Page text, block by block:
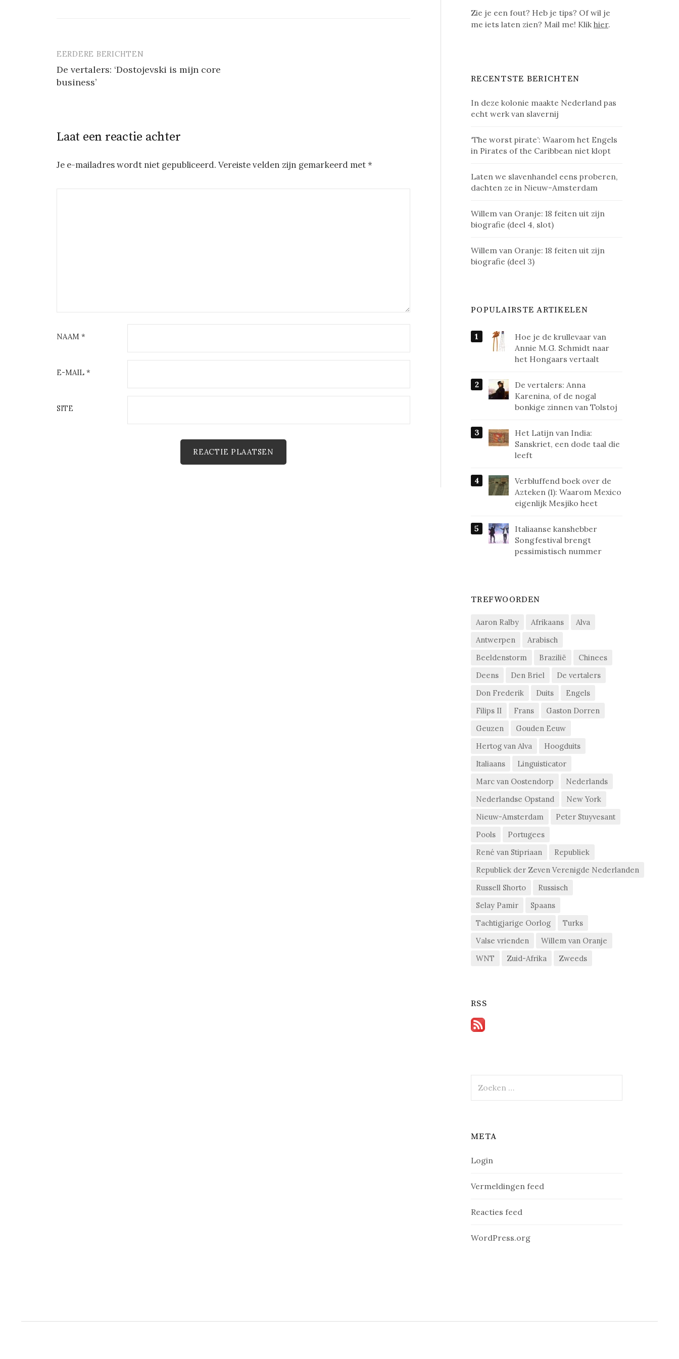
Berichtnavigatie
EERDERE BERICHTEN
De vertalers: ‘Dostojevski is mijn core
business’
Laat een reactie achter
Je e-mailadres wordt niet gepubliceerd. Vereiste velden zijn gemarkeerd met*
NAAM *
E-MAIL *
SITE
Zie je een fout? Heb je tips? Of wil je
me iets laten zien? Mail me! Klikhier.
RECENTSTE BERICHTEN
In deze kolonie maakte Nederland pas
echt werk van slavernij
‘The worst pirate’: Waarom het Engels
in Pirates of the Caribbean niet klopt
Laten we slavenhandel eens proberen,
dachten ze in Nieuw-Amsterdam
Willem van Oranje: 18 feiten uit zijn
biografie (deel 4, slot)
Willem van Oranje: 18 feiten uit zijn
biografie (deel 3)
POPULAIRSTE ARTIKELEN
Hoe je de krullevaar van
Annie M.G. Schmidt naar
het Hongaars vertaalt
De vertalers: Anna
Karenina, of de nogal
bonkige zinnen van Tolstoj
Het Latijn van India:
Sanskriet, een dode taal die
leeft
Verbluffend boek over de
Azteken (1): Waarom Mexico
eigenlijk Mesjiko heet
Italiaanse kanshebber
Songfestival brengt
pessimistisch nummer
TREFWOORDEN
Aaron Ralby Afrikaans
Alva
Antwerpen
Arabisch
Beeldenstorm
Brazilië
Chinees
Deens
Den Briel
De vertalers
Don Frederik
Duits
Engels
Filips II
Frans
Gaston Dorren
Geuzen
Gouden Eeuw
Hertog van Alva
Hoogduits
Italiaans
Linguisticator
Marc van Oostendorp
Nederlands
Nederlandse Opstand
New York
Nieuw-Amsterdam
Peter Stuyvesant
Pools
Portugees
René van Stipriaan
Republiek
Republiek der Zeven Verenigde Nederlanden
Russell Shorto
Russisch
Selay Pamir
Spaans
Tachtigjarige Oorlog
Turks
Valse vrienden
Willem van Oranje
WNT
Zuid-Afrika Zweeds
RSS
naar:
META
Login
Vermeldingen feed
Reacties feed
WordPress.org